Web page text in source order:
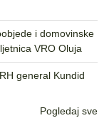
i domovinske
VRO Oluja
general Kundid
Pogledaj sve